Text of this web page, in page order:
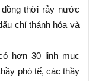
thời rảy nước
chỉ thánh hóa và
hơn 30 linh mục
phó tế, các thầy